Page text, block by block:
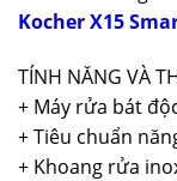
Kocher X15
TÍNH NĂNG VÀ
+ Máy rửa bát
+ Tiêu chuẩn
+ Khoang rửa